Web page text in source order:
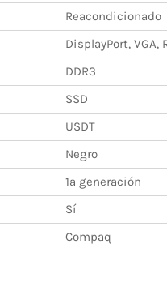
Reacondicionado
DisplayPort, VGA,
DDR3
SSD
USDT
Negro
1ª generación
Sí
Compaq